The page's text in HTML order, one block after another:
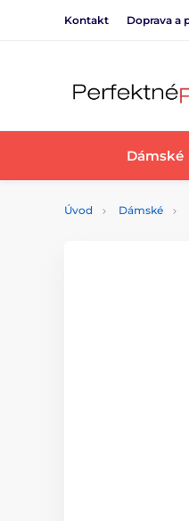
Kontakt Doprava a
Dámské
Úvod Dámské